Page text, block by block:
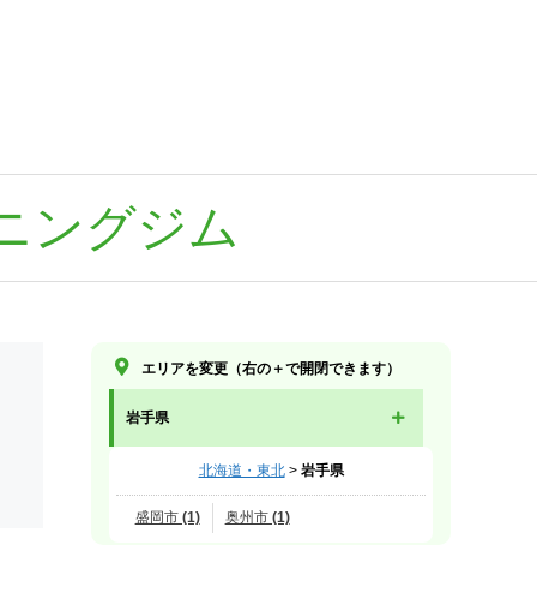
ングジム
エリアを変更（右の＋で開閉できます）
岩手県
北海道・東北> 岩手県
盛岡市 (1) 奥州市 (1)